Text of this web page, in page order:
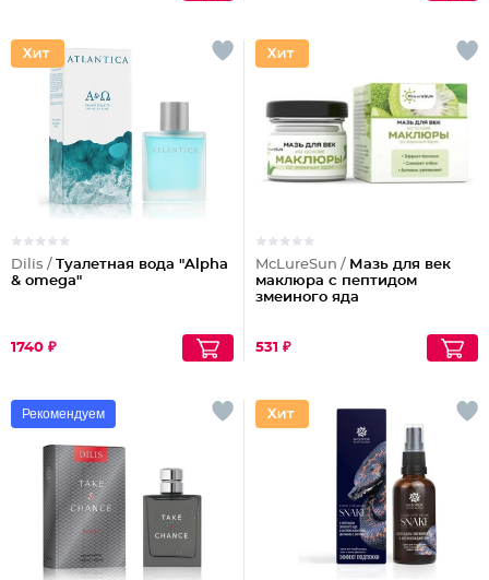
Dilis / Туалетная вода "Alpha
& omega"
1740 ₽
McLureSun / Мазь для век
маклюра с пептидом
змеиного яда
531 ₽
Рекомендуем